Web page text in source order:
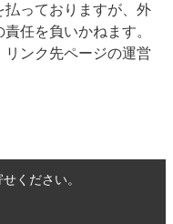
払っておりますが、外
任を負いかねます。
ンク先ページの運営
ください。